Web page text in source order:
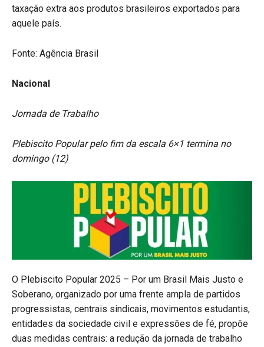
taxação extra aos produtos brasileiros exportados para
aquele país.
Fonte: Agência Brasil
Nacional
Jornada de Trabalho
Plebiscito Popular pelo fim da escala 6×1 termina no
domingo (12)
O Plebiscito Popular 2025 – Por um Brasil Mais Justo e
Soberano, organizado por uma frente ampla de partidos
progressistas, centrais sindicais, movimentos estudantis,
entidades da sociedade civil e expressões de fé, propõe
duas medidas centrais: a redução da jornada de trabalho